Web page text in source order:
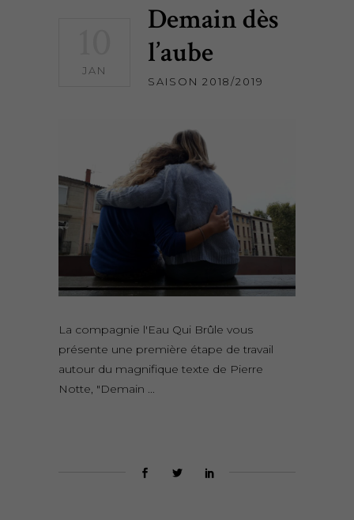
JAN
Demain dès
l’aube
SAISON 2018/2019
La compagnie l'Eau Qui Brûle vous
présente une première étape de travail
autour du magnifique texte de Pierre
Notte, "Demain